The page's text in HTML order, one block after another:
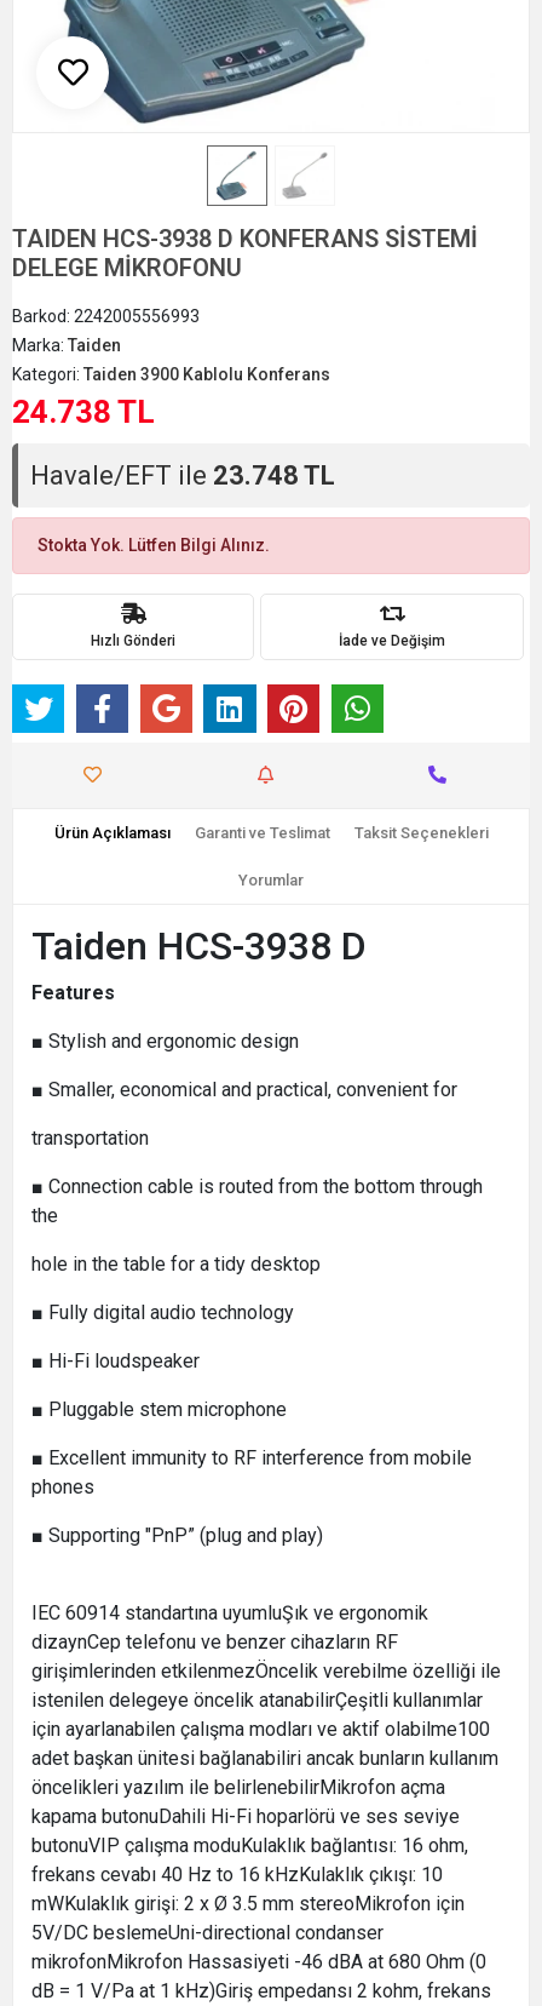
TAIDEN HCS-3938 D KONFERANS SİSTEMİ
DELEGE MİKROFONU
Barkod: 2242005556993
Marka: Taiden
Kategori: Taiden 3900 Kablolu Konferans
24.738 TL
Havale/EFT ile 23.748 TL
Stokta Yok. Lütfen Bilgi Alınız.
Hızlı Gönderi İade ve Değişim
Ürün Açıklaması Garanti ve Teslimat Taksit Seçenekleri
Yorumlar
Taiden HCS-3938 D
Features
■ Stylish and ergonomic design
■ Smaller, economical and practical, convenient for
transportation
■ Connection cable is routed from the bottom through
the
hole in the table for a tidy desktop
■ Fully digital audio technology
■ Hi-Fi loudspeaker
■ Pluggable stem microphone
■ Excellent immunity to RF interference from mobile
phones
■ Supporting "PnP” (plug and play)
IEC 60914 standartına uyumluŞık ve ergonomik
dizaynCep telefonu ve benzer cihazların RF
girişimlerinden etkilenmezÖncelik verebilme özelliği ile
istenilen delegeye öncelik atanabilirÇeşitli kullanımlar
için ayarlanabilen çalışma modları ve aktif olabilme100
adet başkan ünitesi bağlanabiliri ancak bunların kullanım
öncelikleri yazılım ile belirlenebilirMikrofon açma
kapama butonuDahili Hi-Fi hoparlörü ve ses seviye
butonuVIP çalışma moduKulaklık bağlantısı: 16 ohm,
frekans cevabı 40 Hz to 16 kHzKulaklık çıkışı: 10
mWKulaklık girişi: 2 x Ø 3.5 mm stereoMikrofon için
5V/DC beslemeUni-directional condanser
mikrofonMikrofon Hassasiyeti -46 dBA at 680 Ohm (0
dB = 1 V/Pa at 1 kHz)Giriş empedansı 2 kohm, frekans